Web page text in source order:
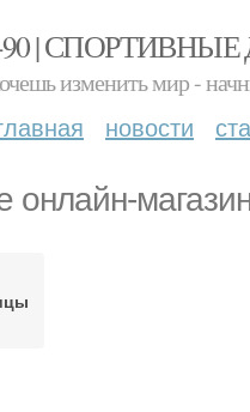
90 |
изменить мир -
новости
онлайн-